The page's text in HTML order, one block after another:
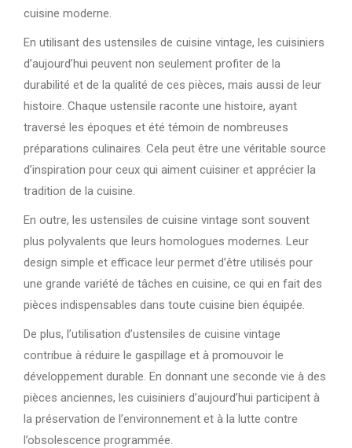
cuisine moderne.
En utilisant des ustensiles de cuisine vintage, les cuisiniers
d’aujourd’hui peuvent non seulement profiter de la
durabilité et de la qualité de ces pièces, mais aussi de leur
histoire. Chaque ustensile raconte une histoire, ayant
traversé les époques et été témoin de nombreuses
préparations culinaires. Cela peut être une véritable source
d’inspiration pour ceux qui aiment cuisiner et apprécier la
tradition de la cuisine.
En outre, les ustensiles de cuisine vintage sont souvent
plus polyvalents que leurs homologues modernes. Leur
design simple et efficace leur permet d’être utilisés pour
une grande variété de tâches en cuisine, ce qui en fait des
pièces indispensables dans toute cuisine bien équipée.
De plus, l’utilisation d’ustensiles de cuisine vintage
contribue à réduire le gaspillage et à promouvoir le
développement durable. En donnant une seconde vie à des
pièces anciennes, les cuisiniers d’aujourd’hui participent à
la préservation de l’environnement et à la lutte contre
l’obsolescence programmée.